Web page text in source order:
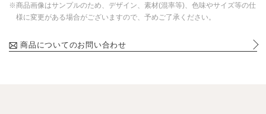
※商品画像はサンプルのため、デザイン、素材(混率等)、色味やサイズ等の仕
様に変更がある場合がございますので、予めご了承ください。
商品についてのお問い合わせ